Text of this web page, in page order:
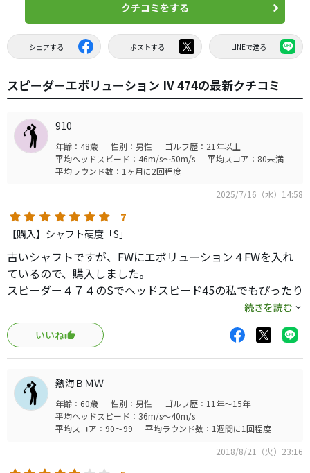
クチコミをする
シェアする ポストする LINEで送る
スピーダーエボリューション IV 474の最新クチコミ
910
年齢：48歳 性別：男性
ゴルフ歴：21年以上
平均ヘッドスピード：46m/s～50m/s
平均スコア：80未満
平均ラウンド数：1ヶ月に2回程度
2025/7/16（水）14:58
7
【購入】シャフト硬度「S」
古いシャフトですが、FWにエボリューション４FWを入れ
ているので、購入しました。
スピーダー４７４のSでヘッドスピード45の私でもぴったり
４７４でも軽く感じません。しっかりしてます。
これぞ中調子が味わえます。エボリューション４のシャフ
トは
かなり秀逸だと思いました。
続きを読む
いいね
熱海ＢＭＷ
年齢：60歳 性別：男性
ゴルフ歴：11年～15年
平均ヘッドスピード：36m/s～40m/s
平均スコア：90～99
平均ラウンド数：1週間に1回程度
2018/8/21（火）23:16